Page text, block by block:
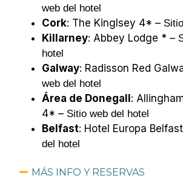
web del hotel
Cork: The Kinglsey 4* –
Killarney: Abbey Lodge * –
hotel
Galway: Radisson Red
web del hotel
Área de Donegall :
4* – Sitio web del hotel
Belfast: Hotel Europa
del hotel
MÁS INFO Y RESERVAS